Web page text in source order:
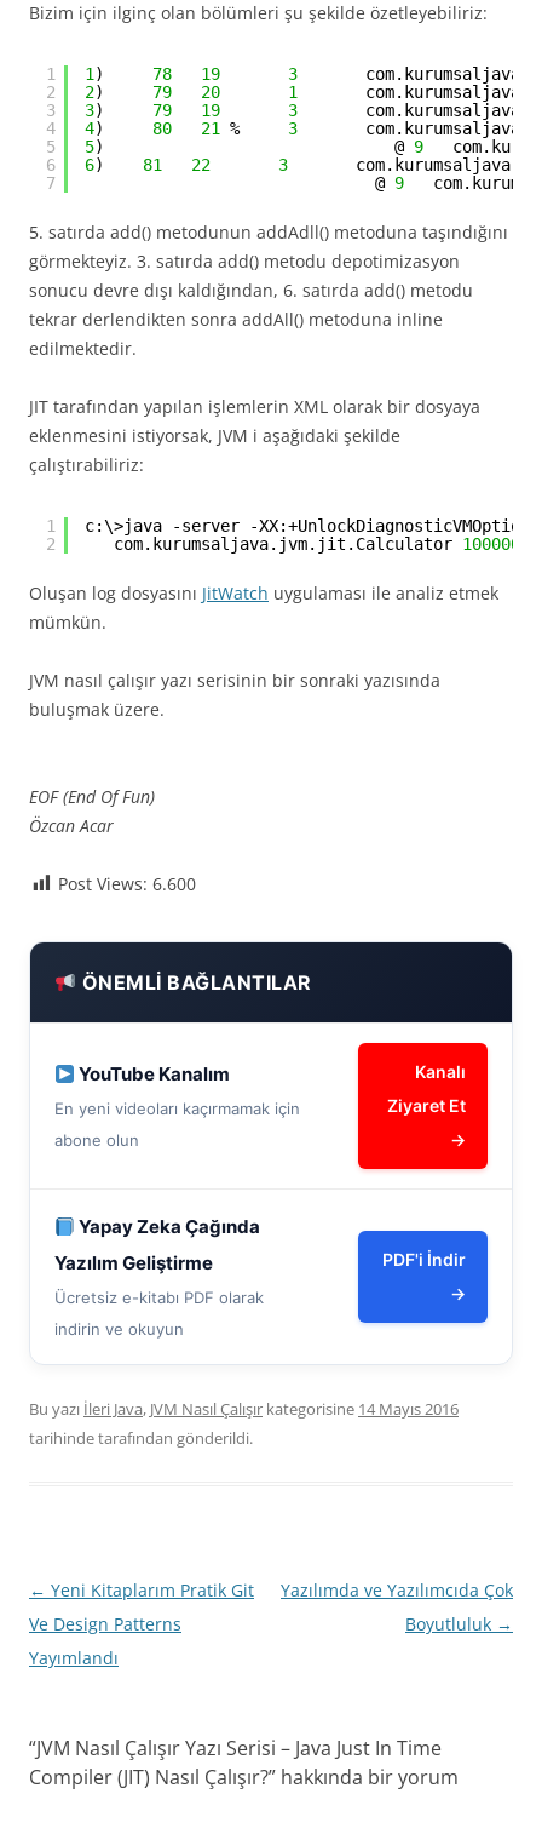
Bizim için ilginç olan bölümleri şu şekilde özetleyebiliriz:
1
2
3
4
5
6
7
1 ) 78 19 3
2) 79 20 1
3) 79 19 3
4) 80 21 % 3
5)                              @ 9
6) 81 22 3
@ 9
5. satırda add() metodunun addAdll() metoduna taşındığını
görmekteyiz. 3. satırda add() metodu depotimizasyon
sonucu devre dışı kaldığından, 6. satırda add() metodu
tekrar derlendikten sonra addAll() metoduna inline
edilmektedir.
JIT tarafından yapılan işlemlerin XML olarak bir dosyaya
eklenmesini istiyorsak, JVM i aşağıdaki şekilde
çalıştırabiliriz:
1
2
c:\>java -server -
com.kurumsaljava.jvm.jit.Calculator 100000
Oluşan log dosyasını JitWatch uygulaması ile analiz etmek
mümkün.
JVM nasıl çalışır yazı serisinin bir sonraki yazısında
buluşmak üzere.
EOF (End Of Fun)
Özcan Acar
Post Views: 6.600
ÖNEMLI BAĞLANTILAR
YouTube Kanalım
En yeni videoları kaçırmamak için
abone olun
Kanalı
Ziyaret Et
→
Yapay Zeka Çağında
Yazılım Geliştirme
Ücretsiz e-kitabı PDF olarak
indirin ve okuyun
PDF'i İndir
→
Bu yazı İleri Java, JVM Nasıl Çalışır kategorisine 14 Mayıs 2016
tarihindetarafından gönderildi.
Yazı
dolaşımı
← Yeni Kitaplarım Pratik Git
Ve Design Patterns
Yayımlandı
Yazılımda ve Yazılımcıda Çok
Boyutluluk →
“JVM Nasıl Çalışır Yazı Serisi – Java Just In Time
Compiler (JIT) Nasıl Çalışır?” hakkında bir yorum